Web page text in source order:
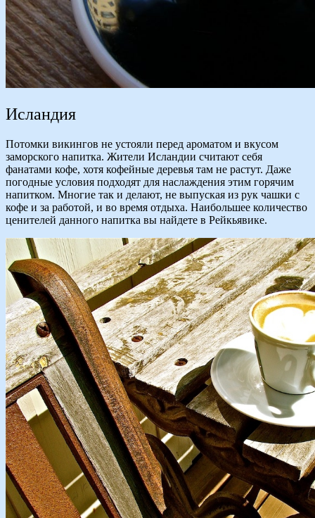
Исландия
Потомки викингов не устояли перед ароматом и вкусом
заморского напитка. Жители Исландии считают себя
фанатами кофе, хотя кофейные деревья там не растут. Даже
погодные условия подходят для наслаждения этим горячим
напитком. Многие так и делают, не выпуская из рук чашки с
кофе и за работой, и во время отдыха. Наибольшее количество
ценителей данного напитка вы найдете в Рейкьявике.